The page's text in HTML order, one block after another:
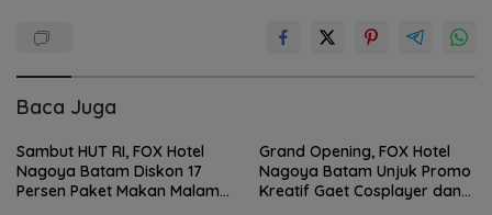
Baca Juga
Sambut HUT RI, FOX Hotel
Nagoya Batam Diskon 17
Persen Paket Makan Malam
Grand Opening, FOX Hotel
Nagoya Batam Unjuk Promo
Kreatif Gaet Cosplayer dan